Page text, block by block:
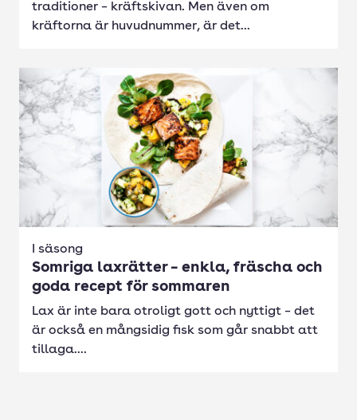
traditioner – kräftskivan. Men även om
kräftorna är huvudnummer, är det...
I säsong
Somriga laxrätter – enkla, fräscha och
goda recept för sommaren
Lax är inte bara otroligt gott och nyttigt – det
är också en mångsidig fisk som går snabbt att
tillaga....